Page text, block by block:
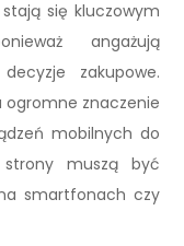
się kluczowym
angażują
zakupowe.
ogromne znaczenie
mobilnych do
strony muszą być
smartfonach czy